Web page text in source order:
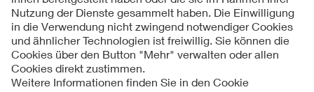
Kontakt
Impressum
Datenschutzinformationen